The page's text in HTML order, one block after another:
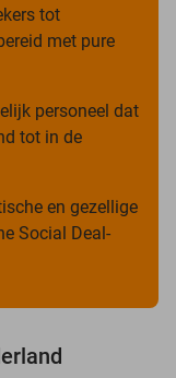
tot
met pure
personeel dat
tot in de
en gezellige
Social Deal-